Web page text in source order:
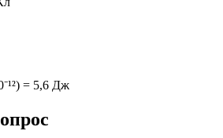
= 5,6 Дж